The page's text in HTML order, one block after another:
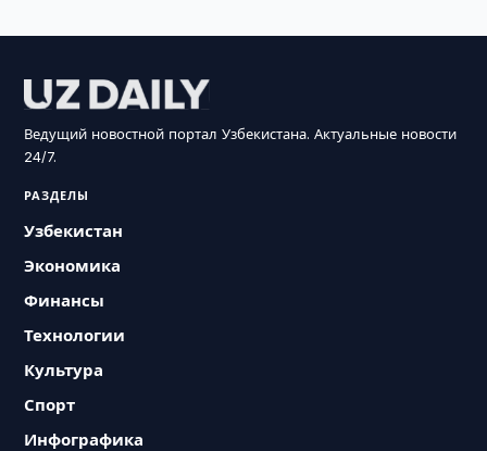
Ведущий новостной портал Узбекистана. Актуальные новости
24/7.
РАЗДЕЛЫ
Узбекистан
Экономика
Финансы
Технологии
Культура
Спорт
Инфографика